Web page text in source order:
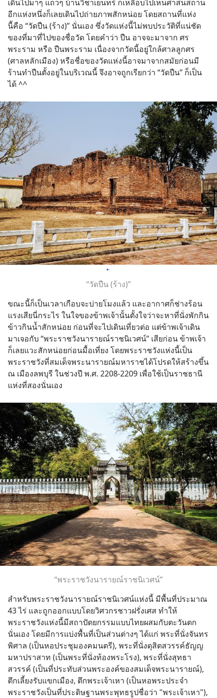
เดินไปมาๆ แถวๆ บ้านวิชาเยนทร์ ก็เหลือบไปเห็นศาสนสถาน
อีกแห่งหนึ่งก็เลยเดินไปถ่ายภาพสักหน่อย โดยสถานที่แห่ง
นีัคือ “วัดปืน (ร้าง)” นั่นเอง ซึ่งวัดแห่งนี้ไม่พบประวัติที่แน่ชัด
ของที่มาที่ไปของชื่อวัด โดยคำว่า ปืน อาจจะมาจาก ศร
พระราม หรือ ปืนพระราม เนื่องจากวัดนี้อยู่ใกล้ศาลลูกศร
(ศาลหลักเมือง) หรือชื่อของวัดแห่งนี้อาจมาจากสมัยก่อนมี
ร้านทำปืนตั้งอยู่ในบริเวณนี้ จึงอาจถูกเรียกว่า “วัดปืน” ก็เป็น
ได้ ^^
“วัดปืน (ร้าง)”
ขณะนี้ก็เป็นเวลาเกือบจะบ่ายโมงแล้ว และอากาศก็ช่างร้อน
แรงเสียนี่กระไร ในใจของข้าพเจ้านั้นตั้งใจว่าจะหาที่นั่งพักกิน
ข้าวกินน้ำสักหน่อย ก่อนที่จะไปเดินเที่ยวต่อ แต่ข้าพเจ้าเดิน
มาเจอกับ “พระราชวังนารายณ์ราชนิเวศน์” เสียก่อน ข้าพเจ้า
ก็เลยแวะสักหน่อยก่อนมื้อเที่ยง โดยพระราชวังแห่งนี้เป็น
พระราชวังที่สมเด็จพระนารายณ์มหาราชได้โปรดให้สร้างขึ้น
ณ เมืองลพบุรี ในช่วงปี พ.ศ. 2208-2209 เพื่อใช้เป็นราชธานี
แห่งที่สองนั่นเอง
“พระราชวังนารายณ์ราชนิเวศน์”
สำหรับพระราชวังนารายณ์ราชนิเวศน์แห่งนี้ มีพื้นที่ประมาณ
43 ไร่ และถูกออกแบบโดยวิศวกรชาวฝรั่งเศส ทำให้
พระราชวังแห่งนี้มีสถาปัตยกรรมแบบไทยผสมกับตะวันตก
นั่นเอง โดยมีการแบ่งพื้นที่เป็นส่วนต่างๆ ได้แก่ พระที่นั่งจันทร
พิศาล (เป็นหอประชุมองคมนตรี), พระที่นั่งดุสิตสวรรค์ธัญญ
มหาปราสาท (เป็นพระที่นั่งท้องพระโรง), พระที่นั่งสุทธา
สวรรค์ (เป็นที่ประทับส่วนพระองค์ของสมเด็จพระนารายณ์),
ตึกเลี้ยงรับแขกเมือง, ตึกพระเจ้าเหา (เป็นหอพระประจำ
พระราชวังเป็นที่ประดิษฐานพระพุทธรูปชื่อว่า "พระเจ้าเหา"),